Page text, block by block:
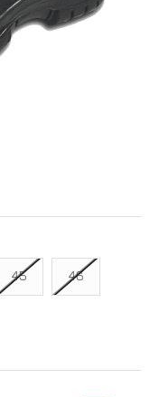
45 46